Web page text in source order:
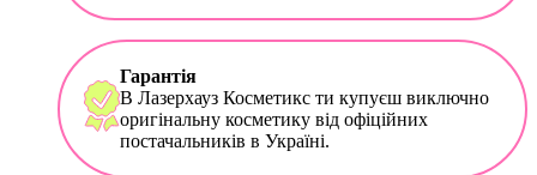
Гарантія
В Лазерхауз Косметикс ти купуєш виключно
оригінальну косметику від офіційних
постачальників в Україні.